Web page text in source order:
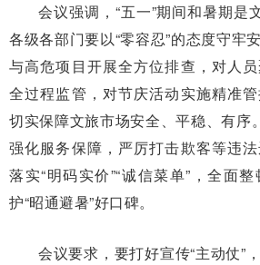
会议强调，“五一”期间和暑期是
各级各部门要以“零容忍”的态度守牢
与高危项目开展全方位排查，对人
全过程监管，对节庆活动实施精准
切实保障文旅市场安全、平稳、有序
强化服务保障，严厉打击欺客等违
落实“明码实价”“诚信菜单”，全面
护“昭通避暑”好口碑。
会议要求，要打好宣传“主动仗”